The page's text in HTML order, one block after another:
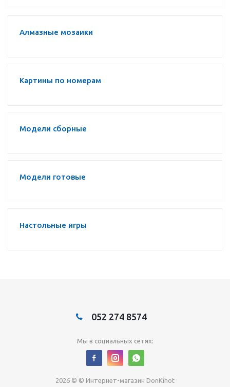
Алмазные мозаики
Картины по номерам
Модели сборные
Модели готовые
Настольные игры
052 274 8574
Мы в социальных сетях:
2026 © © Интернет-магазин DonKihot